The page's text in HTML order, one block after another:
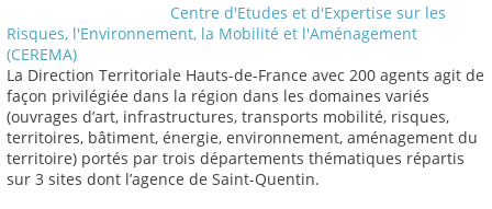
Centre d'Etudes et d'Expertise sur les
Risques, l'Environnement, la Mobilité et l'Aménagement
(CEREMA)
La Direction Territoriale Hauts-de-France avec 200 agents agit de
façon privilégiée dans la région dans les domaines variés
(ouvrages d’art, infrastructures, transports mobilité, risques,
territoires, bâtiment, énergie, environnement, aménagement du
territoire) portés par trois départements thématiques répartis
sur 3 sites dont l’agence de Saint-Quentin.